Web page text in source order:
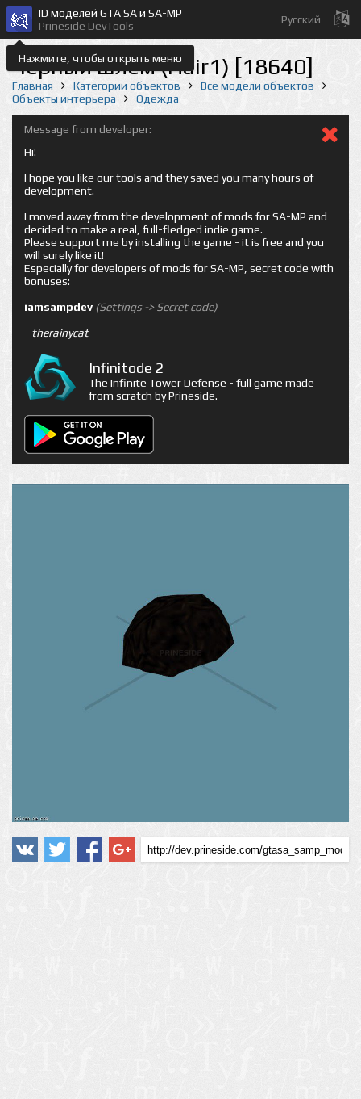
Нажмите, чтобы открыть меню
ID моделей GTA SA и SA-MP
Prineside DevTools
Русский
Черный шлем (Hair1) [18640]
Главная Категории объектов
Все модели объектов
Объекты интерьера
Одежда
Message from developer:
Hi!
I hope you like our tools and they saved you many hours of
development.
I moved away from the development of mods for SA-MP and
decided to make a real, full-fledged indie game.
Please support me by installing the game - it is free and you
will surely like it!
Especially for developers of mods for SA-MP, secret code with
bonuses:
iamsampdev (Settings -> Secret code)
- therainycat
Infinitode 2
The Infinite Tower Defense - full game made
from scratch by Prineside.